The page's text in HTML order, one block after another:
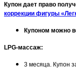
Купон дает право
коррекции фигуры
Купоном можно
LPG-массаж:
3 месяца. Купон